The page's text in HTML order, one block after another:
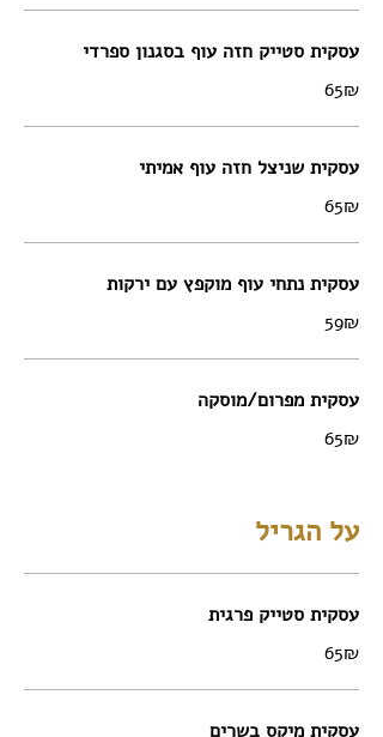
עסקית סטייק חזה עוף בסגנון ספרדי
‏65 ‏₪
עסקית שניצל חזה עוף אמיתי
‏65 ‏₪
עסקית נתחי עוף מוקפץ עם ירקות
‏59 ‏₪
עסקית מפרום/מוסקה
‏65 ‏₪
על הגריל
עסקית סטייק פרגית
‏65 ‏₪
עסקית מיקס בשרים